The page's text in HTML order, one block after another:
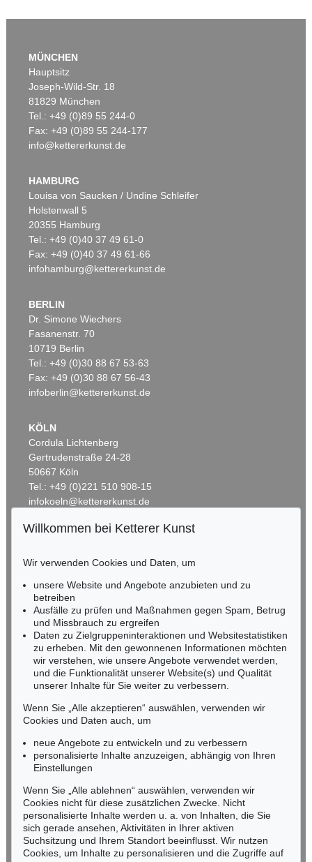
Auktion 540 - Lot 24
Ergebnis:€ 825.500
Auktion 360 - Lot 123
OTTO MUELLER
Artistenpaar, 1910
Ergebnis:€ 780.000
Badende in Landschaft
Ergebnis:
Auktion 415 - Lot 326
Ergebnis:€ 549.000
Auktion 227 - Lot 14
Ergebnis: € 493.151
Auktion 606 - Lot 68
Badende am Waldsee, 1919
Ergebnis:€ 451.500
Auktion 432 - Lot 314
Zwei Mädchen auf der Waldwiese/Zwei Akte auf Waldwiese/Im Gras
Ergebnis:€ 375.000
MÜNCHEN
Hauptsitz
Joseph-Wild-Str. 18
81829 München
Tel.: +49 (0)89 55 244-0
Fax: +49 (0)89 55 244-177
info@kettererkunst.de
HAMBURG
Louisa von Saucken / Undine Schleifer
Holstenwall 5
20355 Hamburg
Tel.: +49 (0)40 37 49 61-0
Fax: +49 (0)40 37 49 61-66
infohamburg@kettererkunst.de
BERLIN
Dr. Simone Wiechers
Fasanenstr. 70
10719 Berlin
Tel.: +49 (0)30 88 67 53-63
Fax: +49 (0)30 88 67 56-43
infoberlin@kettererkunst.de
KÖLN
Cordula Lichtenberg
Gertrudenstraße 24-28
50667 Köln
Tel.: +49 (0)221 510 908-15
infokoeln@kettererkunst.de
BADEN-WÜRTTEMBERG
RHEINLAND-PFALZ
Miriam Heß
Tel.: +49 (0)62 21 58 80-038
Fax: +49 (0)62 21 58 80-595
infoheidelberg@kettererkunst.de
NORDDEUTSCHLAND
Nico Kassel, M.A.
Tel.: +49 (0)89 55244-164
Mobil: +49 (0)171 8618661
n.kassel@kettererkunst.de
Keine Auktion mehr verpassen!
Wir informieren Sie rechtzeitig.
Jetzt zum Newsletter anmelden >
Willkommen bei Ketterer Kunst
Wir verwenden Cookies und Daten, um
unsere Website und Angebote anzubieten und zu
betreiben
Ausfälle zu prüfen und Maßnahmen gegen Spam, Betrug
und Missbrauch zu ergreifen
Daten zu Zielgruppeninteraktionen und Websitestatistiken
zu erheben. Mit den gewonnenen Informationen möchten
wir verstehen, wie unsere Angebote verwendet werden,
und die Funktionalität unserer Website(s) und Qualität
unserer Inhalte für Sie weiter zu verbessern.
Wenn Sie „Alle akzeptieren“ auswählen, verwenden wir
Cookies und Daten auch, um
neue Angebote zu entwickeln und zu verbessern
personalisierte Inhalte anzuzeigen, abhängig von Ihren
Einstellungen
Wenn Sie „Alle ablehnen“ auswählen, verwenden wir
Cookies nicht für diese zusätzlichen Zwecke. Nicht
personalisierte Inhalte werden u. a. von Inhalten, die Sie
sich gerade ansehen, Aktivitäten in Ihrer aktiven
Suchsitzung und Ihrem Standort beeinflusst. Wir nutzen
Cookies, um Inhalte zu personalisieren und die Zugriffe auf